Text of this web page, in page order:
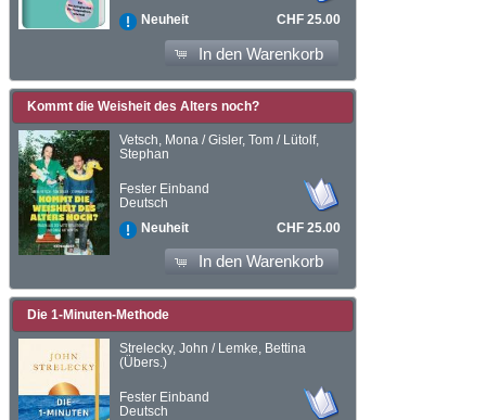
Neuheit
CHF 25.00
In den Warenkorb
Kommt die Weisheit des Alters noch?
Vetsch, Mona / Gisler, Tom / Lütolf,
Stephan
Fester Einband
Deutsch
Neuheit
CHF 25.00
In den Warenkorb
Die 1-Minuten-Methode
Strelecky, John / Lemke, Bettina
(Übers.)
Fester Einband
Deutsch